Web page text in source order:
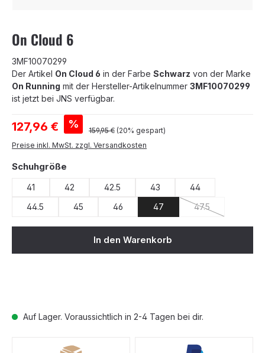
On Cloud 6
3MF10070299
Der Artikel On Cloud 6 in der Farbe Schwarz von der Marke
On Running mit der Hersteller-Artikelnummer 3MF10070299
ist jetzt bei JNS verfügbar.
Verkaufspreis:
127,96 € % Regulärer Preis:
159,95 € (20% gespart)
Preise inkl. MwSt. zzgl. Versandkosten
Auf Lager. Voraussichtlich in 2-4 Tagen bei dir.
Schuhgröße
41 42 42.5 43
44
44.5
45 46 47 47.5
(Diese Option ist
In den Warenkorb